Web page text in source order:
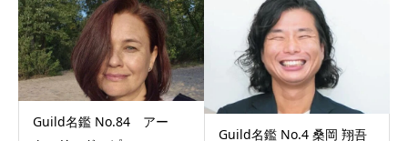
Guild名鑑 No.84 アー
Guild名鑑 No.4 桑岡 翔吾